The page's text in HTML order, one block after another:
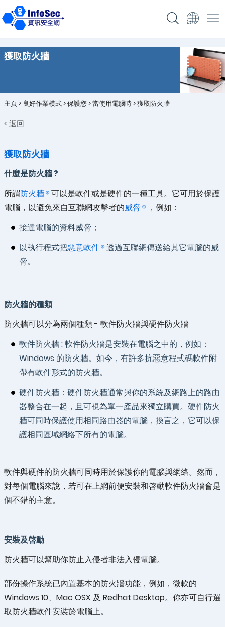
獲取防火牆
主頁> 良好作業模式>保護您>當使用電腦時>獲取防火牆
< 返回
獲取防火牆
什麼是防火牆 ?
所謂防火牆
可以是軟件或是硬件的一種工具。它可用於保護
電腦，以避免來自互聯網攻擊者的威脅
，例如：
接達電腦的資料威脅；
以執行程式把惡意軟件
透過互聯網傳送給其它電腦的威
脅。
防火牆的種類
防火牆可以分為兩個種類 - 軟件防火牆與硬件防火牆
軟件防火牆 : 軟件防火牆是安裝在電腦之中的，例如：
Windows 的防火牆。如今，有許多抗惡意程式碼軟件附
帶有軟件形式的防火牆。
硬件防火牆：硬件防火牆通常與你的系統及網路上的路由
器整合在一起，且可視為單一產品來獨立購買。硬件防火
牆可同時保護使用相同路由器的電腦，換言之，它可以保
護相同區域網絡下所有的電腦。
軟件與硬件的防火牆可同時用於保護你的電腦與網絡。然而，
對每個電腦來說，若可在上網前便安裝和啓動軟件防火牆會是
個不錯的主意。
安裝及啓動
防火牆可以幫助你防止入侵者非法入侵電腦。
部份操作系統已內置基本的防火牆功能，例如，微軟的
Windows 10、Mac OSX 及 Redhat Desktop。你亦可自行選
取防火牆軟件安裝於電腦上。